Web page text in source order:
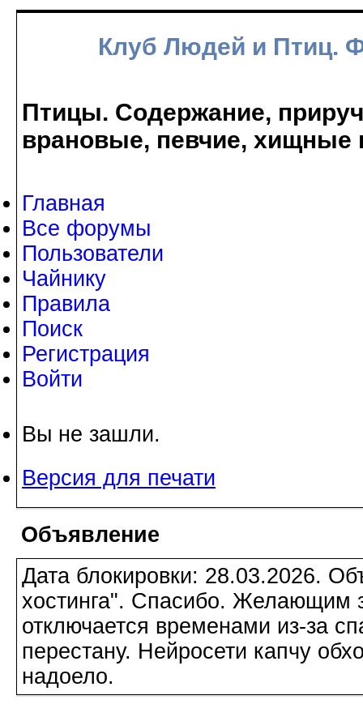
Клуб Людей и Птиц.
Птицы. Содержание,
врановые, певчие, хищные
Главная
Все форумы
Пользователи
Чайнику
Правила
Поиск
Регистрация
Войти
Вы не зашли.
Версия для печати
Объявление
Дата блокировки: 28.03.2026.
хостинга". Спасибо. Желающим
отключается временами из-за
перестану. Нейросети капчу
надоело.